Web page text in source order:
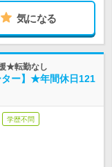
気になる
★転勤なし
ター】★年間休日121
学歴不問